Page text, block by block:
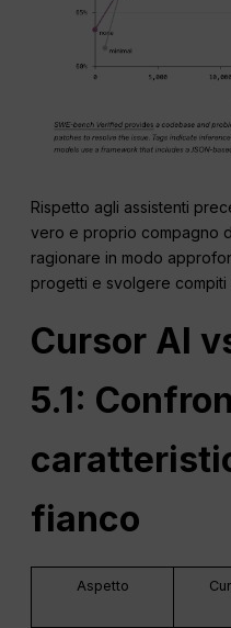
Rispetto agli assistenti
vero e proprio compagno
ragionare in modo
progetti e svolgere compiti
Cursor AI
5.1:
fianco
Aspetto